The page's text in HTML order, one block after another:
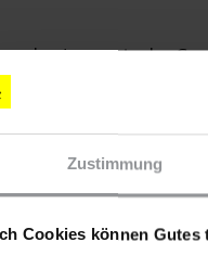
Zustimmung
Cookies können Gutes
den Leuten in der
Mist baut. Die EU war
wir einen Schritt
den Handel zu
sichern,
dass die Antwort nicht
Rechten.